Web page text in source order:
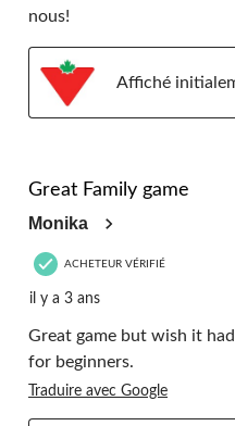
nous!
Affiché
Great Family game
Monika
ACHETEUR VÉRIFIÉ
il y a 3 ans
Great game but wish it
for beginners.
Traduire avec Google